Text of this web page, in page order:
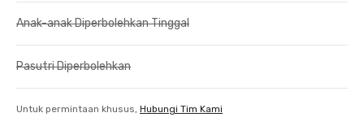
Anak-anak Diperbolehkan Tinggal
Pasutri Diperbolehkan
Untuk permintaan khusus, Hubungi Tim Kami